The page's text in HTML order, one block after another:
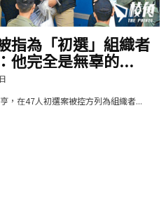
指為「初選」組織者
他完全是無辜的...
，在47人初選案被控方列為組織者...